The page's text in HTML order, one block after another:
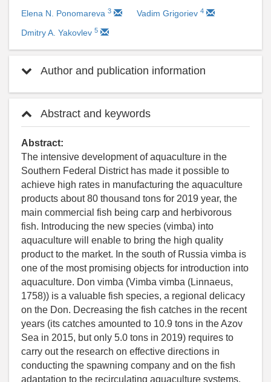
Elena N. Ponomareva 3 Vadim Grigoriev 4
Dmitry A. Yakovlev 5
Author and publication information
Abstract and keywords
Abstract:
The intensive development of aquaculture in the
Southern Federal District has made it possible to
achieve high rates in manufacturing the aquaculture
products about 80 thousand tons for 2019 year, the
main commercial fish being carp and herbivorous
fish. Introducing the new species (vimba) into
aquaculture will enable to bring the high quality
product to the market. In the south of Russia vimba is
one of the most promising objects for introduction into
aquaculture. Don vimba (Vimba vimba (Linnaeus,
1758)) is a valuable fish species, a regional delicacy
on the Don. Decreasing the fish catches in the recent
years (its catches amounted to 10.9 tons in the Azov
Sea in 2015, but only 5.0 tons in 2019) requires to
carry out the research on effective directions in
conducting the spawning company and on the fish
adaptation to the recirculating aquaculture systems.